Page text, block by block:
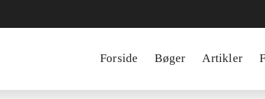
Forside Bøger Artikler